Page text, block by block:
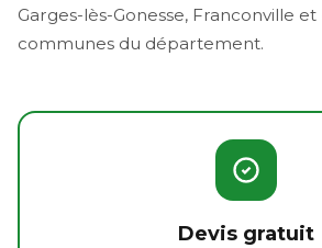
Garges-lès-Gonesse, Franconville
communes du département.
Devis gratuit